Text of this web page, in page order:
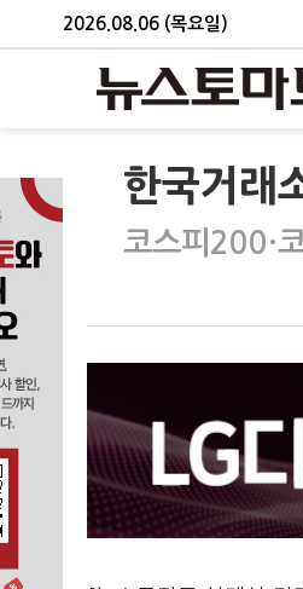
2026.08.06 (목요일)
한국거래
코스피200·